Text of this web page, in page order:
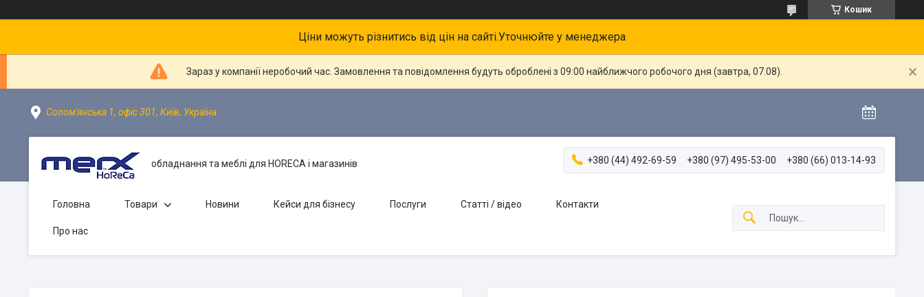
Кошик
Ціни можуть різнитись від цін на сайті.Уточнюйте у менеджера
Зараз у компанії неробочий час. Замовлення та повідомлення будуть оброблені з 09:00 найближчого робочого дня (завтра, 07.08).
Солом'янська 1, офіс 301, Київ, Україна
обладнання та меблі для HORECA і магазинів +380 (44) 492-69-59 +380 (97) 495-53-00 +380 (66) 013-14-93
Головна Товари Новини Кейси для бізнесу Послуги Статті / відео Контакти
Про нас